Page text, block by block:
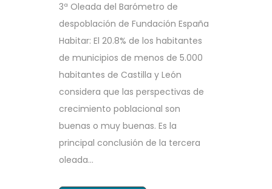
3ª Oleada del Barómetro de
despoblación de Fundación España
Habitar: El 20.8% de los habitantes
de municipios de menos de 5.000
habitantes de Castilla y León
considera que las perspectivas de
crecimiento poblacional son
buenas o muy buenas. Es la
principal conclusión de la tercera
oleada...